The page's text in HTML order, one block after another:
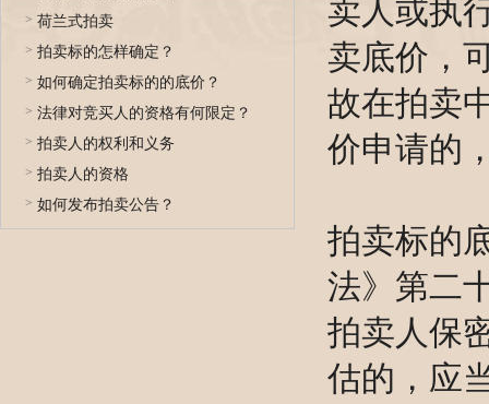
> 荷兰式拍卖
> 拍卖标的怎样确定？
> 如何确定拍卖标的的底价？
> 法律对竞买人的资格有何限定？
> 拍卖人的权利和义务
> 拍卖人的资格
> 如何发布拍卖公告？
卖人或执
卖底价，
故在拍卖
价申请的
拍卖标的
法》第二
拍卖人保
估的，应